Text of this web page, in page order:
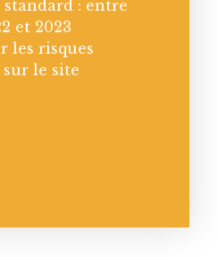
: entre
et 2023
les risques
sur le site